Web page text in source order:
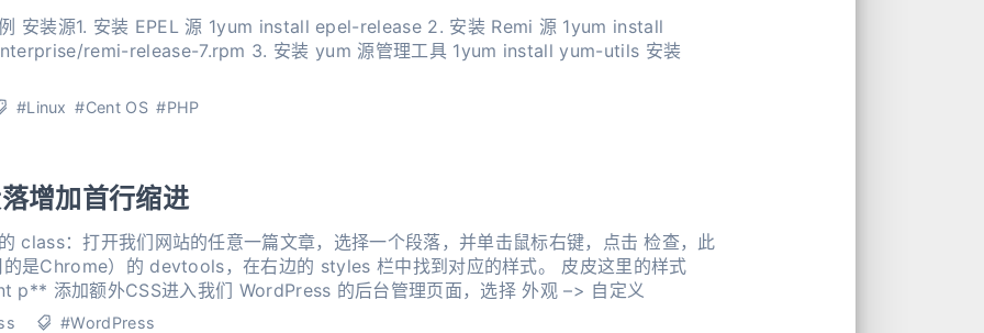
3. 安装 yum 源管理工具 1yum install yum-utils 安装
#Linux #Cent OS #PHP
增加首行缩进
class：打开我们网站的任意一篇文章，选择一个段落，并单击鼠标右键，点击 检查，此
的是Chrome）的 devtools，在右边的 styles 栏中找到对应的样式。 皮皮这里的样式
** 添加额外CSS进入我们 WordPress 的后台管理页面，选择 外观 –> 自定义
#WordPress